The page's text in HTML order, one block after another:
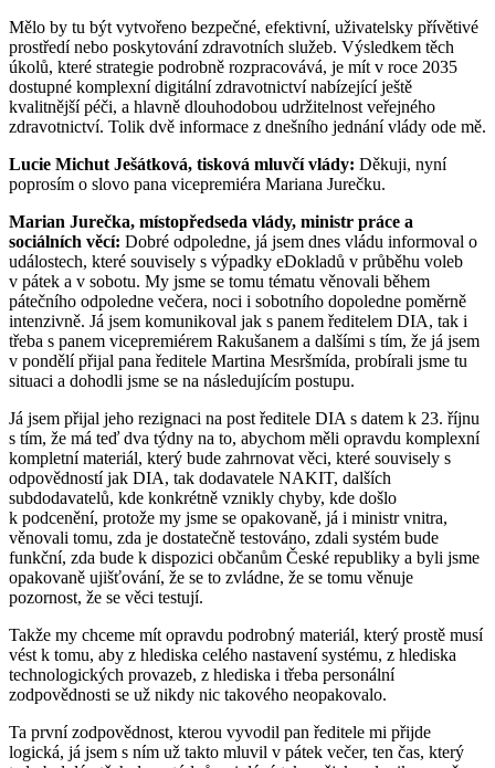
Mělo by tu být vytvořeno bezpečné, efektivní, uživatelsky přívětivé
prostředí nebo poskytování zdravotních služeb. Výsledkem těch
úkolů, které strategie podrobně rozpracovává, je mít v roce 2035
dostupné komplexní digitální zdravotnictví nabízející ještě
kvalitnější péči, a hlavně dlouhodobou udržitelnost veřejného
zdravotnictví. Tolik dvě informace z dnešního jednání vlády ode mě.
Lucie Michut Ješátková, tisková mluvčí vlády: Děkuji, nyní
poprosím o slovo pana vicepremiéra Mariana Jurečku.
Marian Jurečka, místopředseda vlády, ministr práce a
sociálních věcí: Dobré odpoledne, já jsem dnes vládu informoval o
událostech, které souvisely s výpadky eDokladů v průběhu voleb
v pátek a v sobotu. My jsme se tomu tématu věnovali během
pátečního odpoledne večera, noci i sobotního dopoledne poměrně
intenzivně. Já jsem komunikoval jak s panem ředitelem DIA, tak i
třeba s panem vicepremiérem Rakušanem a dalšími s tím, že já jsem
v pondělí přijal pana ředitele Martina Mesršmída, probírali jsme tu
situaci a dohodli jsme se na následujícím postupu.
Já jsem přijal jeho rezignaci na post ředitele DIA s datem k 23. říjnu
s tím, že má teď dva týdny na to, abychom měli opravdu komplexní
kompletní materiál, který bude zahrnovat věci, které souvisely s
odpovědností jak DIA, tak dodavatele NAKIT, dalších
subdodavatelů, kde konkrétně vznikly chyby, kde došlo
k podcenění, protože my jsme se opakovaně, já i ministr vnitra,
věnovali tomu, zda je dostatečně testováno, zdali systém bude
funkční, zda bude k dispozici občanům České republiky a byli jsme
opakovaně ujišťování, že se to zvládne, že se tomu věnuje
pozornost, že se věci testují.
Takže my chceme mít opravdu podrobný materiál, který prostě musí
vést k tomu, aby z hlediska celého nastavení systému, z hlediska
technologických provazeb, z hlediska i třeba personální
zodpovědnosti se už nikdy nic takového neopakovalo.
Ta první zodpovědnost, kterou vyvodil pan ředitele mi přijde
logická, já jsem s ním už takto mluvil v pátek večer, ten čas, který